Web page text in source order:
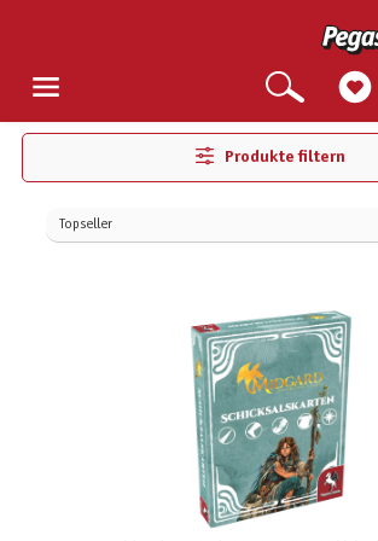
Produkte filtern